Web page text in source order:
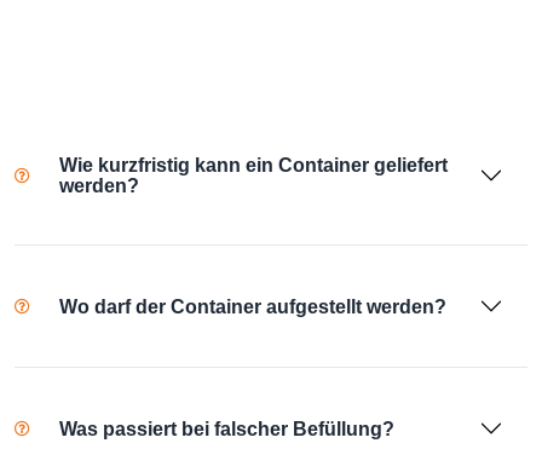
Wie kurzfristig kann ein Container geliefert
werden?
Wo darf der Container aufgestellt werden?
Was passiert bei falscher Befüllung?